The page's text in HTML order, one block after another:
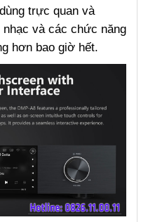
trực quan và
và các chức năng
hơn bao giờ hết.